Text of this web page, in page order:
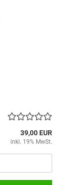
39,00 EUR
inkl. 19% MwSt.